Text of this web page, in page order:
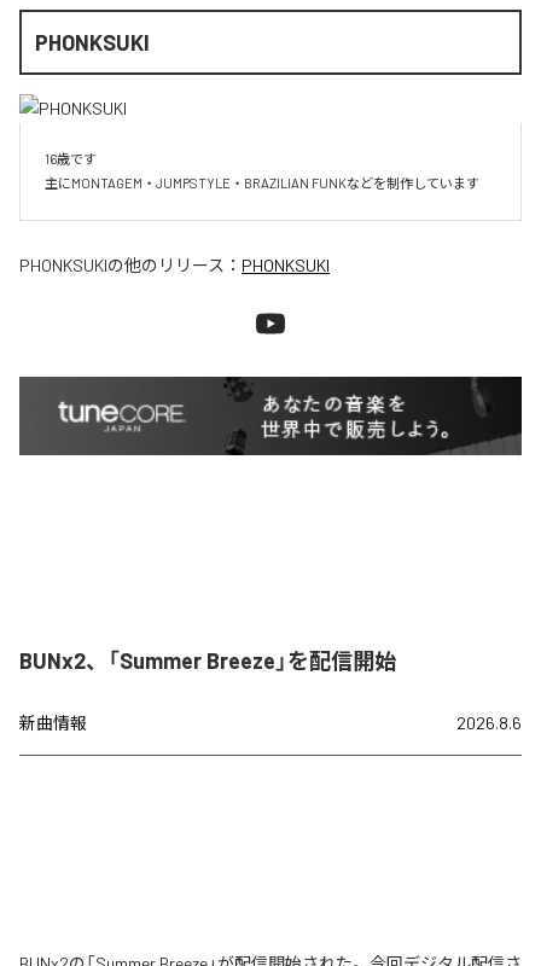
PHONKSUKI
16歳です
主にMONTAGEM・JUMPSTYLE・BRAZILIAN FUNKなどを制作しています
PHONKSUKIの他のリリース： PHONKSUKI
BUNx2、「Summer Breeze」を配信開始
新曲情報 2026.8.6